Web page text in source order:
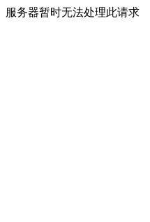
服务器暂时无法处理此请求